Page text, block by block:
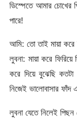
ডিস্পেতে আমার চোখের
পারে!
আমি: তো তাই মায়া করে
লুবনা: মায়া করে
করে দিয়ে বুঝেছি
নিজেই ভালোবাসার
লুবনা যেতে নিলেই